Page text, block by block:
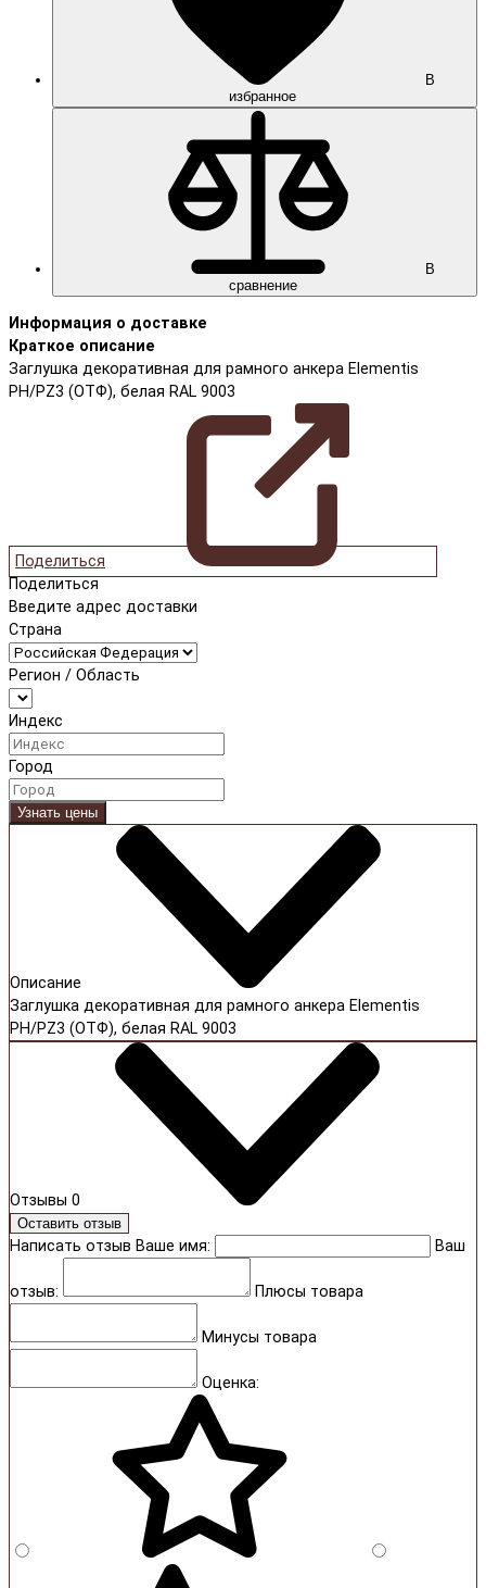
В
избранное
В
сравнение
Информация о доставке
Краткое описание
Заглушка декоративная для рамного анкера Elementis
PH/PZ3 (ОТФ), белая RAL 9003
Поделиться
Поделиться
Введите адрес доставки
Страна
Регион / Область
Индекс
Город
Узнать цены
Описание
Заглушка декоративная для рамного анкера Elementis
PH/PZ3 (ОТФ), белая RAL 9003
Отзывы 0
Оставить отзыв
Написать отзыв Ваше имя: Ваш
отзыв: Плюсы товара
Минусы товара
Оценка: